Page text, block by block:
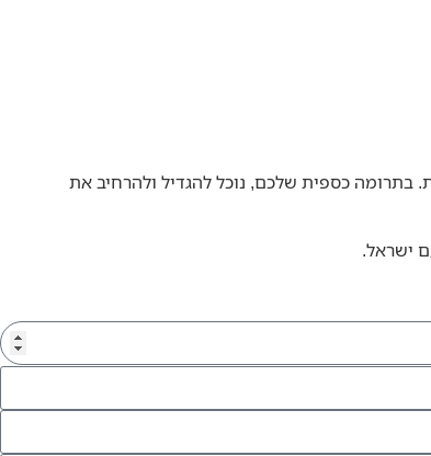
בתרומה כספית שלכם, נוכל להגדיל ולהרחיב את
ישראל.